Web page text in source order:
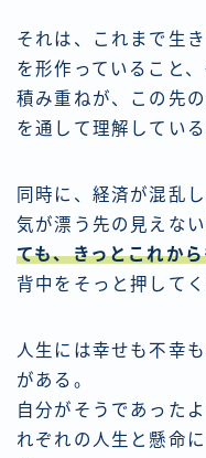
それは、これまで生
を形作っていること
積み重ねが、この先
を通して理解してい
同時に、経済が混乱
気が漂う先の見えな
ても、きっとこれか
背中をそっと押して
人生には幸せも不幸
がある。
自分がそうであった
れぞれの人生と懸命